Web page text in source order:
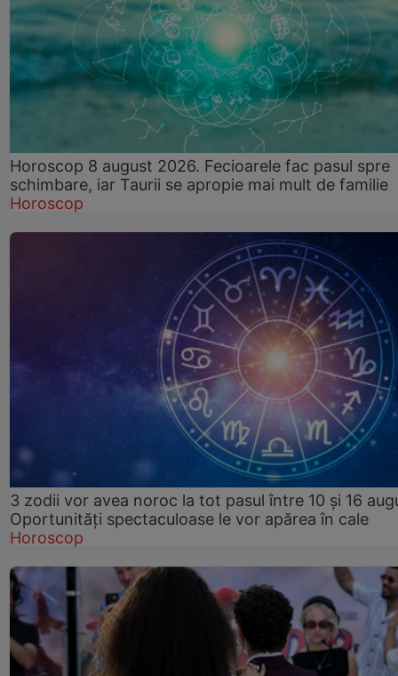
Horoscop 8 august 2026. Fecioarele fac pasul spre
schimbare, iar Taurii se apropie mai mult de familie
Horoscop
3 zodii vor avea noroc la tot pasul între 10 și 16
Oportunități spectaculoase le vor apărea în cale
Horoscop